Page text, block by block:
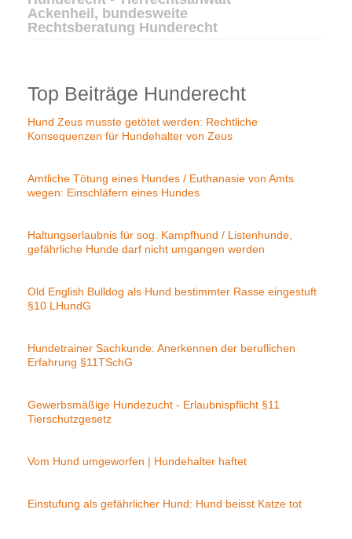
Ackenheil, bundesweite
Rechtsberatung Hunderecht
Top Beiträge Hunderecht
Hund Zeus musste getötet werden: Rechtliche
Konsequenzen für Hundehalter von Zeus
Amtliche Tötung eines Hundes / Euthanasie von Amts
wegen: Einschläfern eines Hundes
Haltungserlaubnis für sog. Kampfhund / Listenhunde,
gefährliche Hunde darf nicht umgangen werden
Old English Bulldog als Hund bestimmter Rasse eingestuft
§10 LHundG
Hundetrainer Sachkunde: Anerkennen der beruflichen
Erfahrung §11TSchG
Gewerbsmäßige Hundezucht - Erlaubnispflicht §11
Tierschutzgesetz
Vom Hund umgeworfen | Hundehalter haftet
Einstufung als gefährlicher Hund: Hund beisst Katze tot